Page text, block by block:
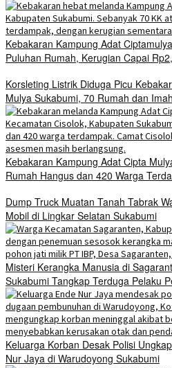
Kebakaran Kampung Adat
Puluhan Rumah, Kerugian Capai
Korsleting Listrik Diduga Picu
Mulya Sukabumi, 70 Rumah dan
Kebakaran Kampung Adat Cipta
Rumah Hangus dan 420 Warga
Dump Truck Muatan Tanah Tabrak
Mobil di Lingkar Selatan Sukabumi
Misteri Kerangka Manusia di
Sukabumi Tangkap Terduga Pelaku
Keluarga Korban Desak Polisi
Nur Jaya di Warudoyong Sukabumi